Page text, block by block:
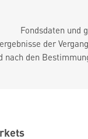
Fondsdaten und
der
den